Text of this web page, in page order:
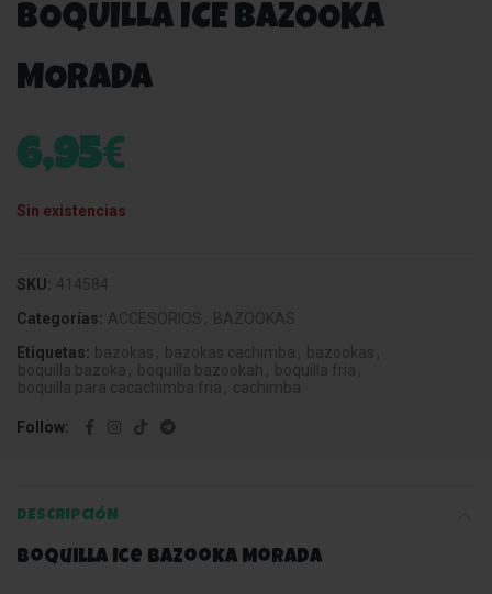
BOQUILLA ICE BAZOOKA
MORADA
6,95€
Sin existencias
SKU: 414584
Categorías: ACCESORIOS , BAZOOKAS
Etiquetas:
bazokas , bazokas cachimba , bazookas ,
boquilla bazoka , boquilla bazookah , boquilla fria ,
boquilla para cacachimba fria , cachimba
Follow
DESCRIPCIÓN
Boquilla Ice Bazooka Morada